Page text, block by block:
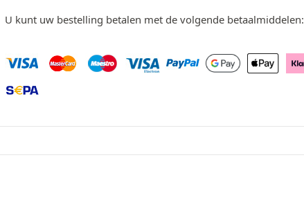
U kunt uw bestelling betalen met de volgende betaalmiddelen: